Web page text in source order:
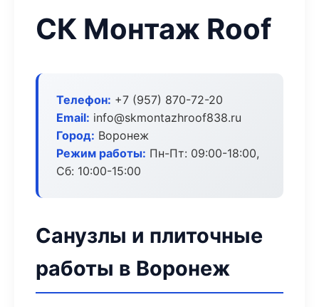
СК Монтаж Roof
Телефон: +7 (957) 870-72-20
Email: info@skmontazhroof838.ru
Город: Воронеж
Режим работы: Пн-Пт: 09:00-18:00,
Сб: 10:00-15:00
Санузлы и плиточные
работы в Воронеж